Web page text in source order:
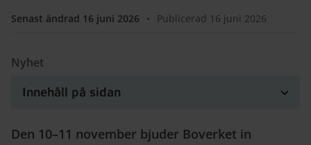
Senast ändrad 16 juni 2026 • Publicerad 16 juni 2026
Nyhet
Innehåll på sidan
Den 10–11 november bjuder Boverket in